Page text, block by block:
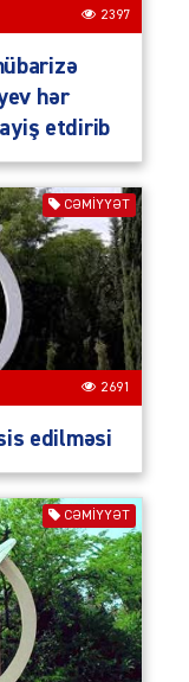
2397
hər
etdirib
CƏMIYYƏT
2691
edilməsi
CƏMIYYƏT